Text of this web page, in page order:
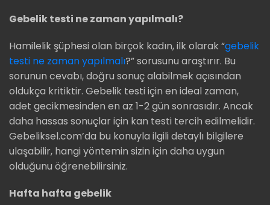
Gebelik testi ne zaman yapılmalı?
Hamilelik şüphesi olan birçok kadın, ilk olarak “gebelik
testi ne zaman yapılmalı?” sorusunu araştırır. Bu
sorunun cevabı, doğru sonuç alabilmek açısından
oldukça kritiktir. Gebelik testi için en ideal zaman,
adet gecikmesinden en az 1-2 gün sonrasıdır. Ancak
daha hassas sonuçlar için kan testi tercih edilmelidir.
Gebeliksel.com’da bu konuyla ilgili detaylı bilgilere
ulaşabilir, hangi yöntemin sizin için daha uygun
olduğunu öğrenebilirsiniz.
Hafta hafta gebelik